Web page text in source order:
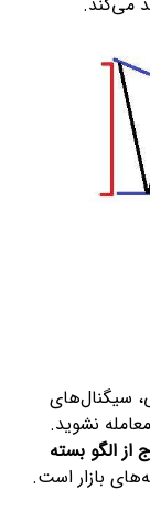
سیگنال‌های
نشوید.
از الگو بسته
بازار است.